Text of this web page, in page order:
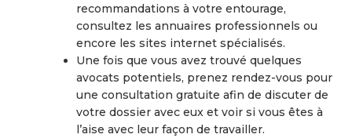
recommandations à votre entourage,
consultez les annuaires professionnels ou
encore les sites internet spécialisés.
Une fois que vous avez trouvé quelques
avocats potentiels, prenez rendez-vous pour
une consultation gratuite afin de discuter de
votre dossier avec eux et voir si vous êtes à
l’aise avec leur façon de travailler.